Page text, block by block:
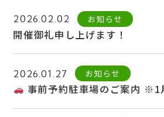
2026.02.02 お知らせ
開催御礼申し上げます！
2026.01.27 お知らせ
事前予約駐車場のご案内 ※1